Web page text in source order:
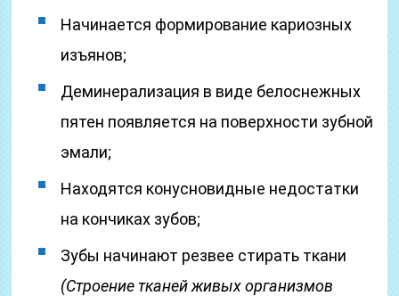
Начинается формирование кариозных
изъянов;
Деминерализация в виде белоснежных
пятен появляется на поверхности зубной
эмали;
Находятся конусновидные недостатки
на кончиках зубов;
Зубы начинают резвее стирать ткани
(Строение тканей живых организмов